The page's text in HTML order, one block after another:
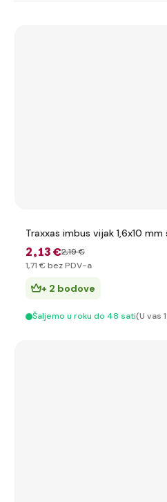
Traxxas imbus vijak 1,6x10
2,13 €2,19 €
1,71 € bez PDV-a
+ 2 bodove
Šaljemo u roku do 48 sati(U vas